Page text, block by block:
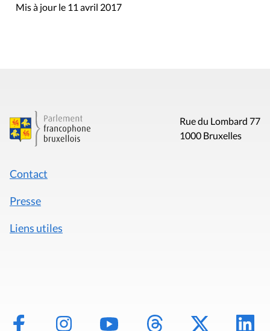
Mis à jour le 11 avril 2017
Rue du Lombard 77
1000 Bruxelles
Contact
Presse
Liens utiles